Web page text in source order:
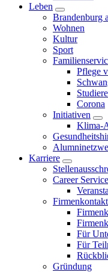
Leben
Brandenburg
Wohnen
Kultur
Sport
Pflege
Corona
Initiativen
Klima-
Karriere
Career Service
Für
Für
Gründung